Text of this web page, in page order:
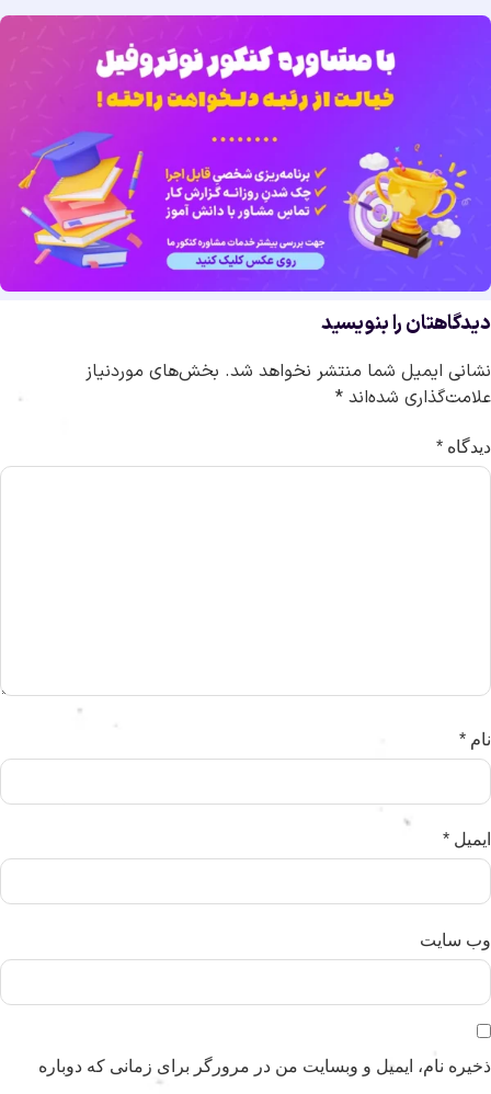
دیدگاهتان را بنویسید
نشانی ایمیل شما منتشر نخواهد شد. بخش‌های موردنیاز
علامت‌گذاری شده‌اند *
دیدگاه *
نام *
ایمیل *
وب‌ سایت
ذخیره نام، ایمیل و وبسایت من در مرورگر برای زمانی که دوباره